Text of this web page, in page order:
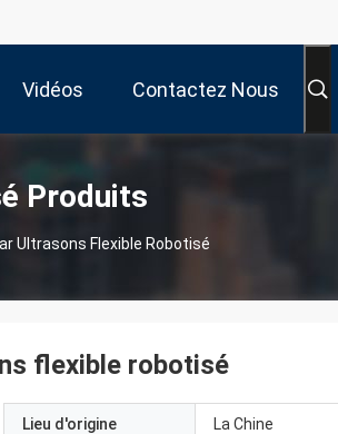
Vidéos Contactez Nous
Produits
Ultrasons Flexible Robotisé
flexible robotisé
Lieu d'origine La Chine